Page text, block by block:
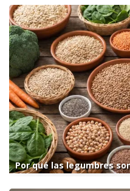
Por qué las legumbres